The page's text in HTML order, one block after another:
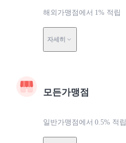
해외가맹점에서 1% 적립
자세히
모든가맹점
일반가맹점에서 0.5% 적립